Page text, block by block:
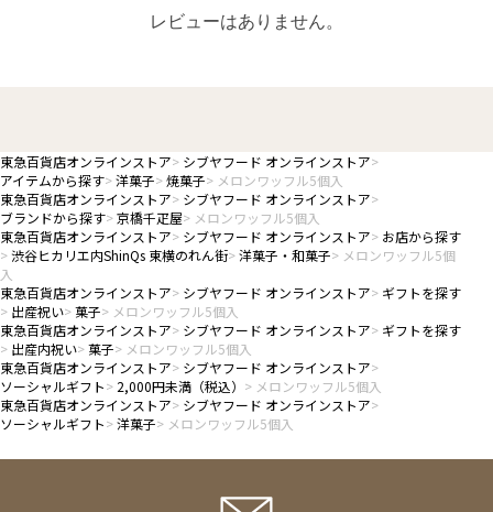
レビューはありません。
東急百貨店オンラインストア
シブヤフード オンラインストア
アイテムから探す 洋菓子 焼菓子
メロンワッフル5個入
東急百貨店オンラインストア
シブヤフード オンラインストア
ブランドから探す 京橋千疋屋
メロンワッフル5個入
東急百貨店オンラインストア
シブヤフード オンラインストア
お店から探す
渋谷ヒカリエ内ShinQs 東横のれん街 洋菓子・和菓子
メロンワッフル5個
入
東急百貨店オンラインストア
シブヤフード オンラインストア
ギフトを探す
出産祝い 菓子
メロンワッフル5個入
東急百貨店オンラインストア
シブヤフード オンラインストア
ギフトを探す
出産内祝い 菓子
メロンワッフル5個入
東急百貨店オンラインストア
シブヤフード オンラインストア
ソーシャルギフト
2,000円未満（税込）
メロンワッフル5個入
東急百貨店オンラインストア
シブヤフード オンラインストア
ソーシャルギフト
洋菓子 メロンワッフル5個入